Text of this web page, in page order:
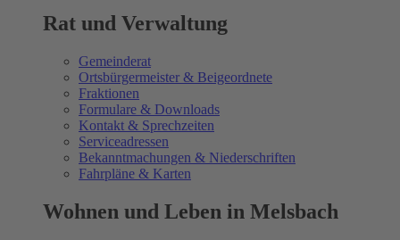
Rat und Verwaltung
Gemeinderat
Ortsbürgermeister & Beigeordnete
Fraktionen
Formulare & Downloads
Kontakt & Sprechzeiten
Serviceadressen
Bekanntmachungen & Niederschriften
Fahrpläne & Karten
Wohnen und Leben in Melsbach